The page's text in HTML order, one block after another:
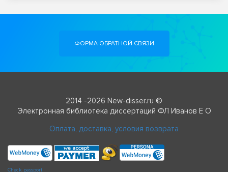
ФОРМА ОБРАТНОЙ СВЯЗИ
2014 -2026 New-disser.ru ©
Электронная библиотека диссертаций ФЛ Иванов Е О
Оплата, доставка, условия возврата
Check passport